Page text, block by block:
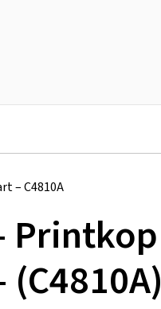
– C4810A
Printkop